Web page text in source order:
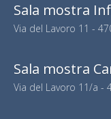
Sala mostra
Via del Lavoro 11 -
Sala mostra
Via del Lavoro 11/a -